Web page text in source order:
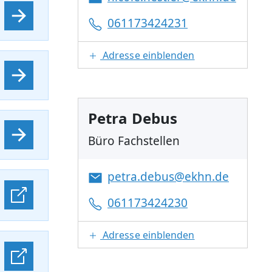
061173424231
Adresse einblenden
Petra Debus
Büro Fachstellen
petra.debus@ekhn.de
061173424230
Adresse einblenden